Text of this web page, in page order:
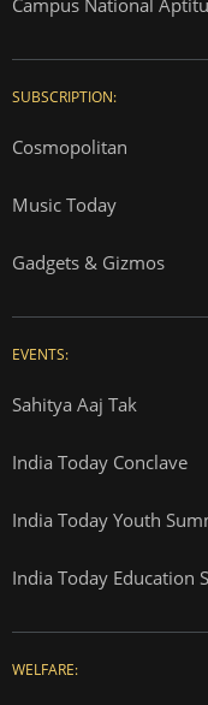
SUBSCRIPTION:
Cosmopolitan
Music Today
Gadgets & Gizmos
EVENTS:
Sahitya Aaj Tak
India Today Conclave
India Today Youth
India Today Education
WELFARE: